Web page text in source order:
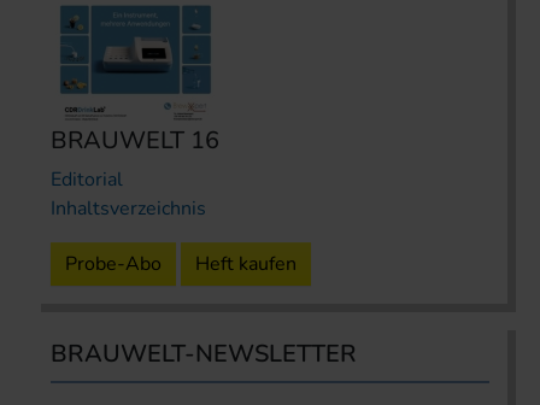
BRAUWELT 16
Editorial
Inhaltsverzeichnis
Probe-Abo Heft kaufen
BRAUWELT-NEWSLETTER